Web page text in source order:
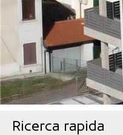
Ricerca rapida